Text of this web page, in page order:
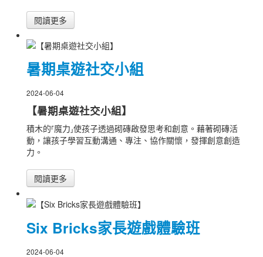
閱讀更多
暑期桌遊社交小組
2024-06-04
【暑期桌遊社交小組】
積木的⸢魔力⸥使孩子透過砌磚啟發思考和創意。藉著砌磚活
動，讓孩子學習互動溝通、專注、協作關懷，發揮創意創造
力。
閱讀更多
Six Bricks家長遊戲體驗班
2024-06-04